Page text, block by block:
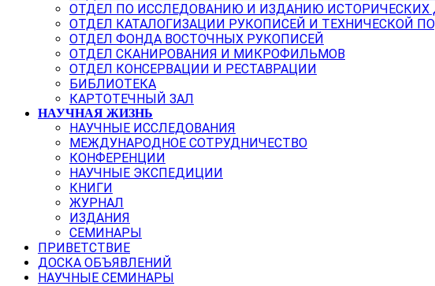
ОТДЕЛ ПО ИССЛЕДОВАНИЮ И ИЗДАНИЮ ИСТОРИЧЕСКИХ
ОТДЕЛ КАТАЛОГИЗАЦИИ РУКОПИСЕЙ И ТЕХНИЧЕСКОЙ
ОТДЕЛ ФОНДА ВОСТОЧНЫХ РУКОПИСЕЙ
ОТДЕЛ СКАНИРОВАНИЯ И МИКРОФИЛЬМОВ
ОТДЕЛ КОНСЕРВАЦИИ И РЕСТАВРАЦИИ
БИБЛИОТЕКА
КАРТОТЕЧНЫЙ ЗАЛ
НАУЧНАЯ ЖИЗНЬ
НАУЧНЫЕ ИССЛЕДОВАНИЯ
МЕЖДУНАРОДНОЕ СОТРУДНИЧЕСТВО
КОНФЕРЕНЦИИ
НАУЧНЫЕ ЭКСПЕДИЦИИ
КНИГИ
ЖУРНАЛ
ИЗДАНИЯ
СЕМИНАРЫ
ПРИВЕТСТВИЕ
ДОСКА ОБЪЯВЛЕНИЙ
НАУЧНЫЕ СЕМИНАРЫ